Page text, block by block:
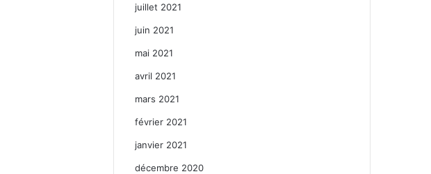
juillet 2021
juin 2021
mai 2021
avril 2021
mars 2021
février 2021
janvier 2021
décembre 2020